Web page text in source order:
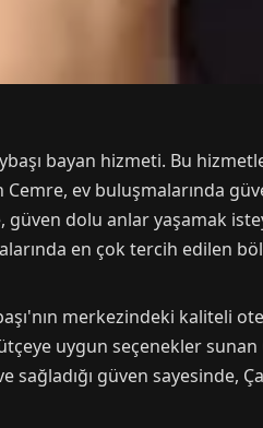
bayan hizmeti. Bu
Cemre, ev buluşmalarında
dolu anlar yaşamak
en çok tercih edilen
merkezindeki kaliteli
uygun seçenekler
güven sayesinde,